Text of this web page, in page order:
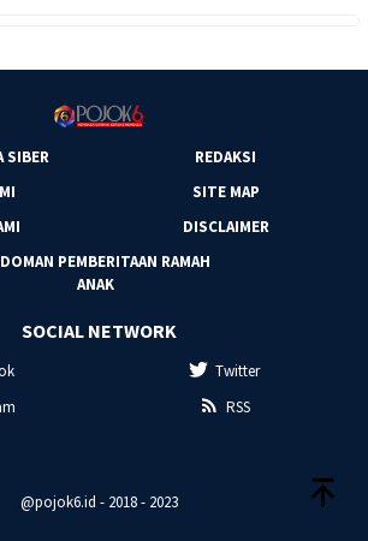
SIBER
REDAKSI
SITE MAP
DISCLAIMER
PEMBERITAAN RAMAH
ANAK
SOCIAL NETWORK
Twitter
RSS
@pojok6.id - 2018 - 2023